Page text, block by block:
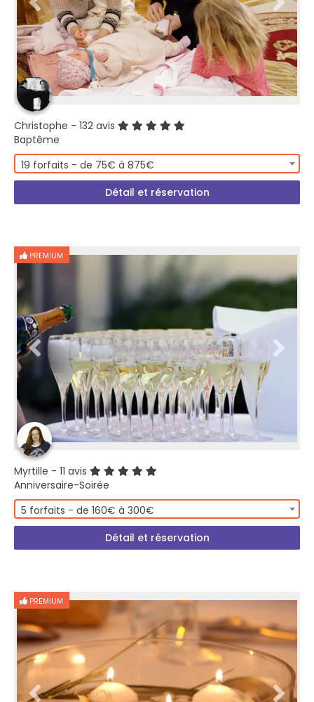
Christophe - 132 avis
Baptême
19 forfaits - de 75€ à 875€
Détail et réservation
PREMIUM
Myrtille - 11 avis
Anniversaire-Soirée
5 forfaits - de 160€ à 300€
Détail et réservation
PREMIUM